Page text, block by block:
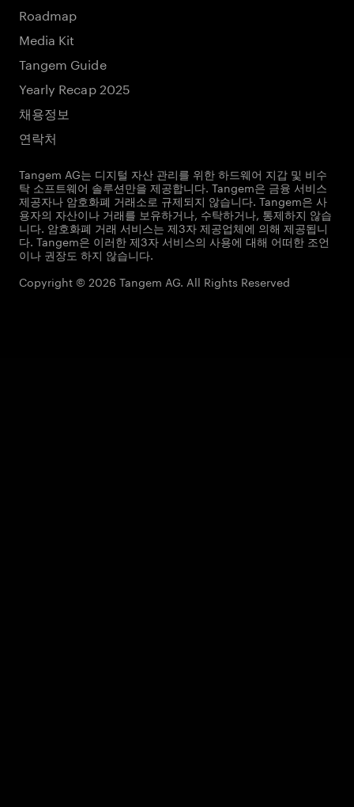
Roadmap
Media Kit
Tangem Guide
Yearly Recap 2025
채용정보
연락처
Tangem AG는 디지털 자산 관리를 위한 하드웨어 지갑 및 비수
탁 소프트웨어 솔루션만을 제공합니다. Tangem은 금융 서비스
제공자나 암호화폐 거래소로 규제되지 않습니다. Tangem은 사
용자의 자산이나 거래를 보유하거나, 수탁하거나, 통제하지 않습
니다. 암호화폐 거래 서비스는 제3자 제공업체에 의해 제공됩니
다. Tangem은 이러한 제3자 서비스의 사용에 대해 어떠한 조언
이나 권장도 하지 않습니다.